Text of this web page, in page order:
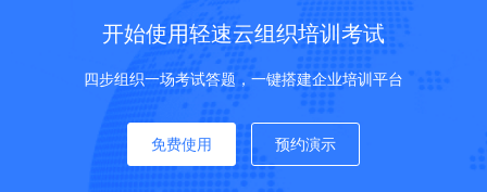
开始使用轻速云组织培训考试
四步组织一场考试答题，一键搭建企业培训平台
免费使用 预约演示